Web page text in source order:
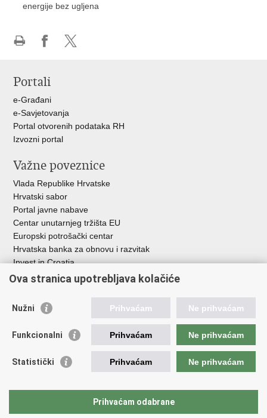
energije bez ugljena
Facebooku
Portali
e-Građani
e-Savjetovanja
Portal otvorenih podataka RH
Izvozni portal
Važne poveznice
Vlada Republike Hrvatske
Hrvatski sabor
Portal javne nabave
Centar unutarnjeg tržišta EU
Europski potrošački centar
Hrvatska banka za obnovu i razvitak
Invest in Croatia
Europska banka za obnovu i razvoj
Središnja agencija za financiranje i ugovaranje
Institucije i javne ustanove u nadležnosti
Ministarstva
Agencija za ugljikovodike
Hrvatska agencija za malo gospodarstvo, inovacije i investicije
Državni zavod za mjeriteljstvo
Ova stranica upotrebljava kolačiće
Nužni Prihvaćam Ne prihvaćam
Funkcionalni Prihvaćam Ne prihvaćam
Statistički Prihvaćam Ne prihvaćam
Prihvaćam odabrane